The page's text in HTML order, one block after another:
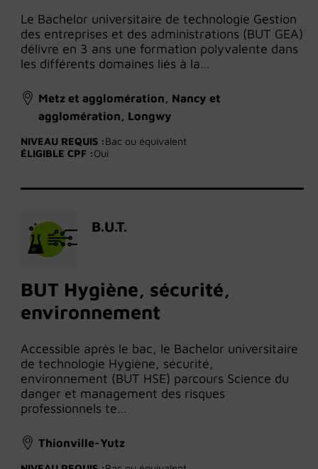
Le Bachelor universitaire de technologie Gestion
des entreprises et des administrations (BUT GEA)
délivre en 3 ans une formation polyvalente dans
les différents domaines liés à la…
Metz et agglomération, Nancy et
agglomération, Longwy
NIVEAU REQUIS :Bac ou équivalent
ÉLIGIBLE CPF :Oui
B.U.T.
BUT Hygiène, sécurité,
environnement
Accessible après le bac, le Bachelor universitaire
de technologie Hygiène, sécurité,
environnement (BUT HSE) parcours Science du
danger et management des risques
professionnels te…
Thionville-Yutz